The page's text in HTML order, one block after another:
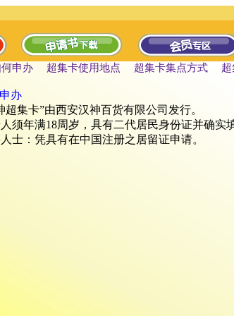
申办 超集卡使用地点 超集卡集点方式
办
超集卡”由西安汉神百货有限公司发行。
须年满18周岁，具有二代居民身份证并确实
士：凭具有在中国注册之居留证申请。